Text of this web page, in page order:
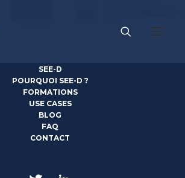
SEE-D
POURQUOI SEE-D ?
FORMATIONS
USE CASES
BLOG
FAQ
CONTACT